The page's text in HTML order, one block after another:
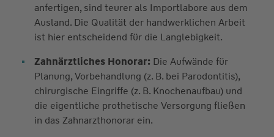
anfertigen, sind teurer als Importlabore aus dem
Ausland. Die Qualität der handwerklichen Arbeit
ist hier entscheidend für die Langlebigkeit.
Zahnärztliches Honorar: Die Aufwände für
Planung, Vorbehandlung (z. B. bei Parodontitis),
chirurgische Eingriffe (z. B. Knochenaufbau) und
die eigentliche prothetische Versorgung fließen
in das Zahnarzthonorar ein.